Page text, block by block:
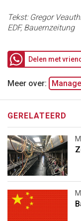
Tekst: Gregor
EDF, Bauernzeitung
Delen met
Meer over:
GERELATEERD